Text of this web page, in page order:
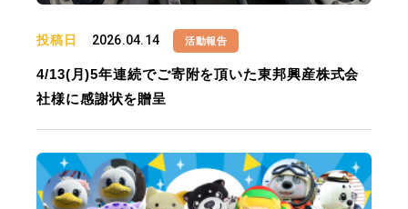
投稿日 2026.04.14 活動報告
4/13(月)5年連続でご寄附を頂いた東邦興産株式会
社様に感謝状を贈呈